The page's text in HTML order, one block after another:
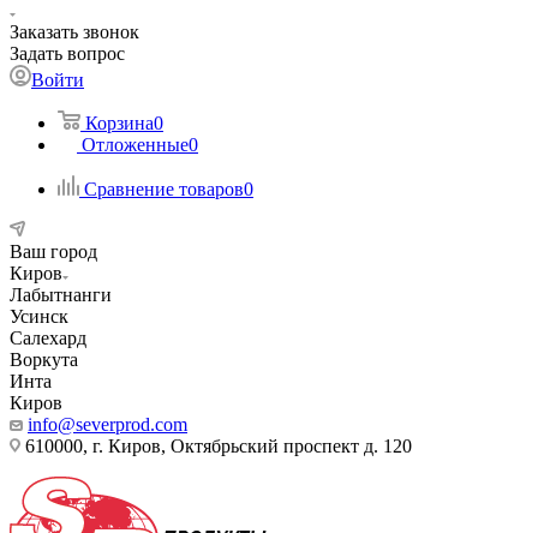
Заказать звонок
Задать вопрос
Войти
Корзина0
Отложенные0
Сравнение товаров0
Ваш город
Киров
Лабытнанги
Усинск
Салехард
Воркута
Инта
Киров
info@severprod.com
610000, г. Киров, Октябрьский проспект д. 120